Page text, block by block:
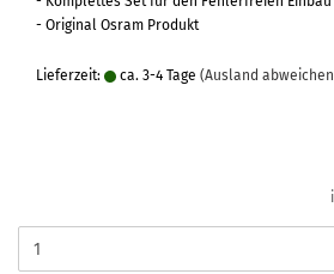
- Original Osram Produkt
Lieferzeit: ca. 3-4 Tage (Ausland